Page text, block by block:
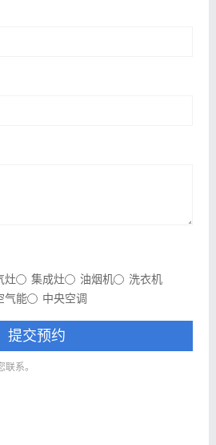
灶 集成灶 油烟机
洗衣机
气能 中央空调
提交预约
系。